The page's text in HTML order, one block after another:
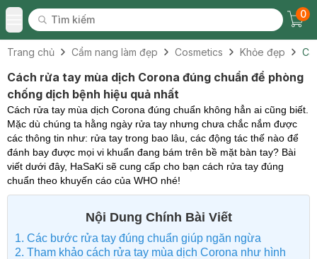
Toggle Menu
Tìm kiếm
Tìm kiếm
0
Trang chủ Cẩm nang làm đẹp Cosmetics Khỏe đẹp
Cách rửa tay mùa dịch Corona đúng chuẩn để phòng
chống dịch bệnh hiệu quả nhất
Cách rửa tay mùa dịch Corona đúng chuẩn không hẳn ai cũng biết.
Mặc dù chúng ta hằng ngày rửa tay nhưng chưa chắc nắm được
các thông tin như: rửa tay trong bao lâu, các động tác thế nào để
đánh bay được mọi vi khuẩn đang bám trên bề mặt bàn tay? Bài
viết dưới đây, HaSaKi sẽ cung cấp cho bạn cách rửa tay đúng
chuẩn theo khuyến cáo của WHO nhé!
Nội Dung Chính Bài Viết
1. Các bước rửa tay đúng chuẩn giúp ngăn ngừa
2. Tham khảo cách rửa tay mùa dịch Corona như hình